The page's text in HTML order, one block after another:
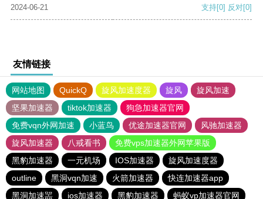
2024-06-21 支持[0] 反对[0]
友情链接
网站地图 QuickQ 旋风加速度器 旋风
旋风加速
坚果加速器
tiktok加速器
狗急加速器官网
免费vqn外网加速
小蓝鸟 优途加速器官网
风驰加速器
旋风加速器
八戒看书
免费vps加速器外网苹果版
黑豹加速器
一元机场 IOS加速器
旋风加速度器
outline
黑洞vqn加速 火箭加速器
快连加速器app
黑洞加速噐
ios加速器 黑豹加速器 蚂蚁vp加速器官网